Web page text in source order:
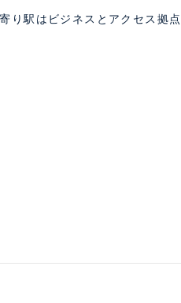
り駅はビジネスとアクセス拠